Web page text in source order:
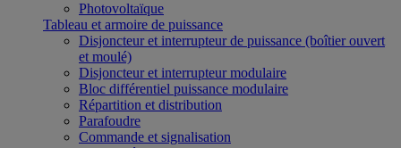
Photovoltaïque
Tableau et armoire de puissance
Disjoncteur et interrupteur de puissance (boîtier ouvert
et moulé)
Disjoncteur et interrupteur modulaire
Bloc différentiel puissance modulaire
Répartition et distribution
Parafoudre
Commande et signalisation